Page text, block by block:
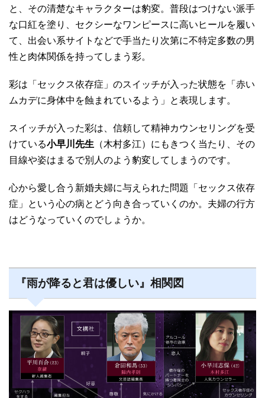
と、その清楚なキャラクターは豹変。普段はつけない派手
な口紅を塗り、セクシーなワンピースに高いヒールを履い
て、出会い系サイトなどで手当たり次第に不特定多数の男
性と肉体関係を持ってしまう彩。
彩は「セックス依存症」のスイッチが入った状態を「赤い
ムカデに身体中を蝕まれているよう」と表現します。
スイッチが入った彩は、信頼して精神カウンセリングを受
けている小早川先生 （木村多江）にもきつく当たり、その
目線や姿はまるで別人のよう豹変してしまうのです。
心から愛し合う新婚夫婦に与えられた問題「セックス依存
症」という心の病とどう向き合っていくのか。夫婦の行方
はどうなっていくのでしょうか。
『雨が降ると君は優しい』相関図